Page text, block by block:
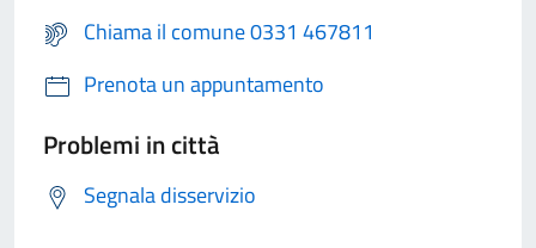
Chiama il comune 0331 467811
Prenota un appuntamento
Problemi in città
Segnala disservizio